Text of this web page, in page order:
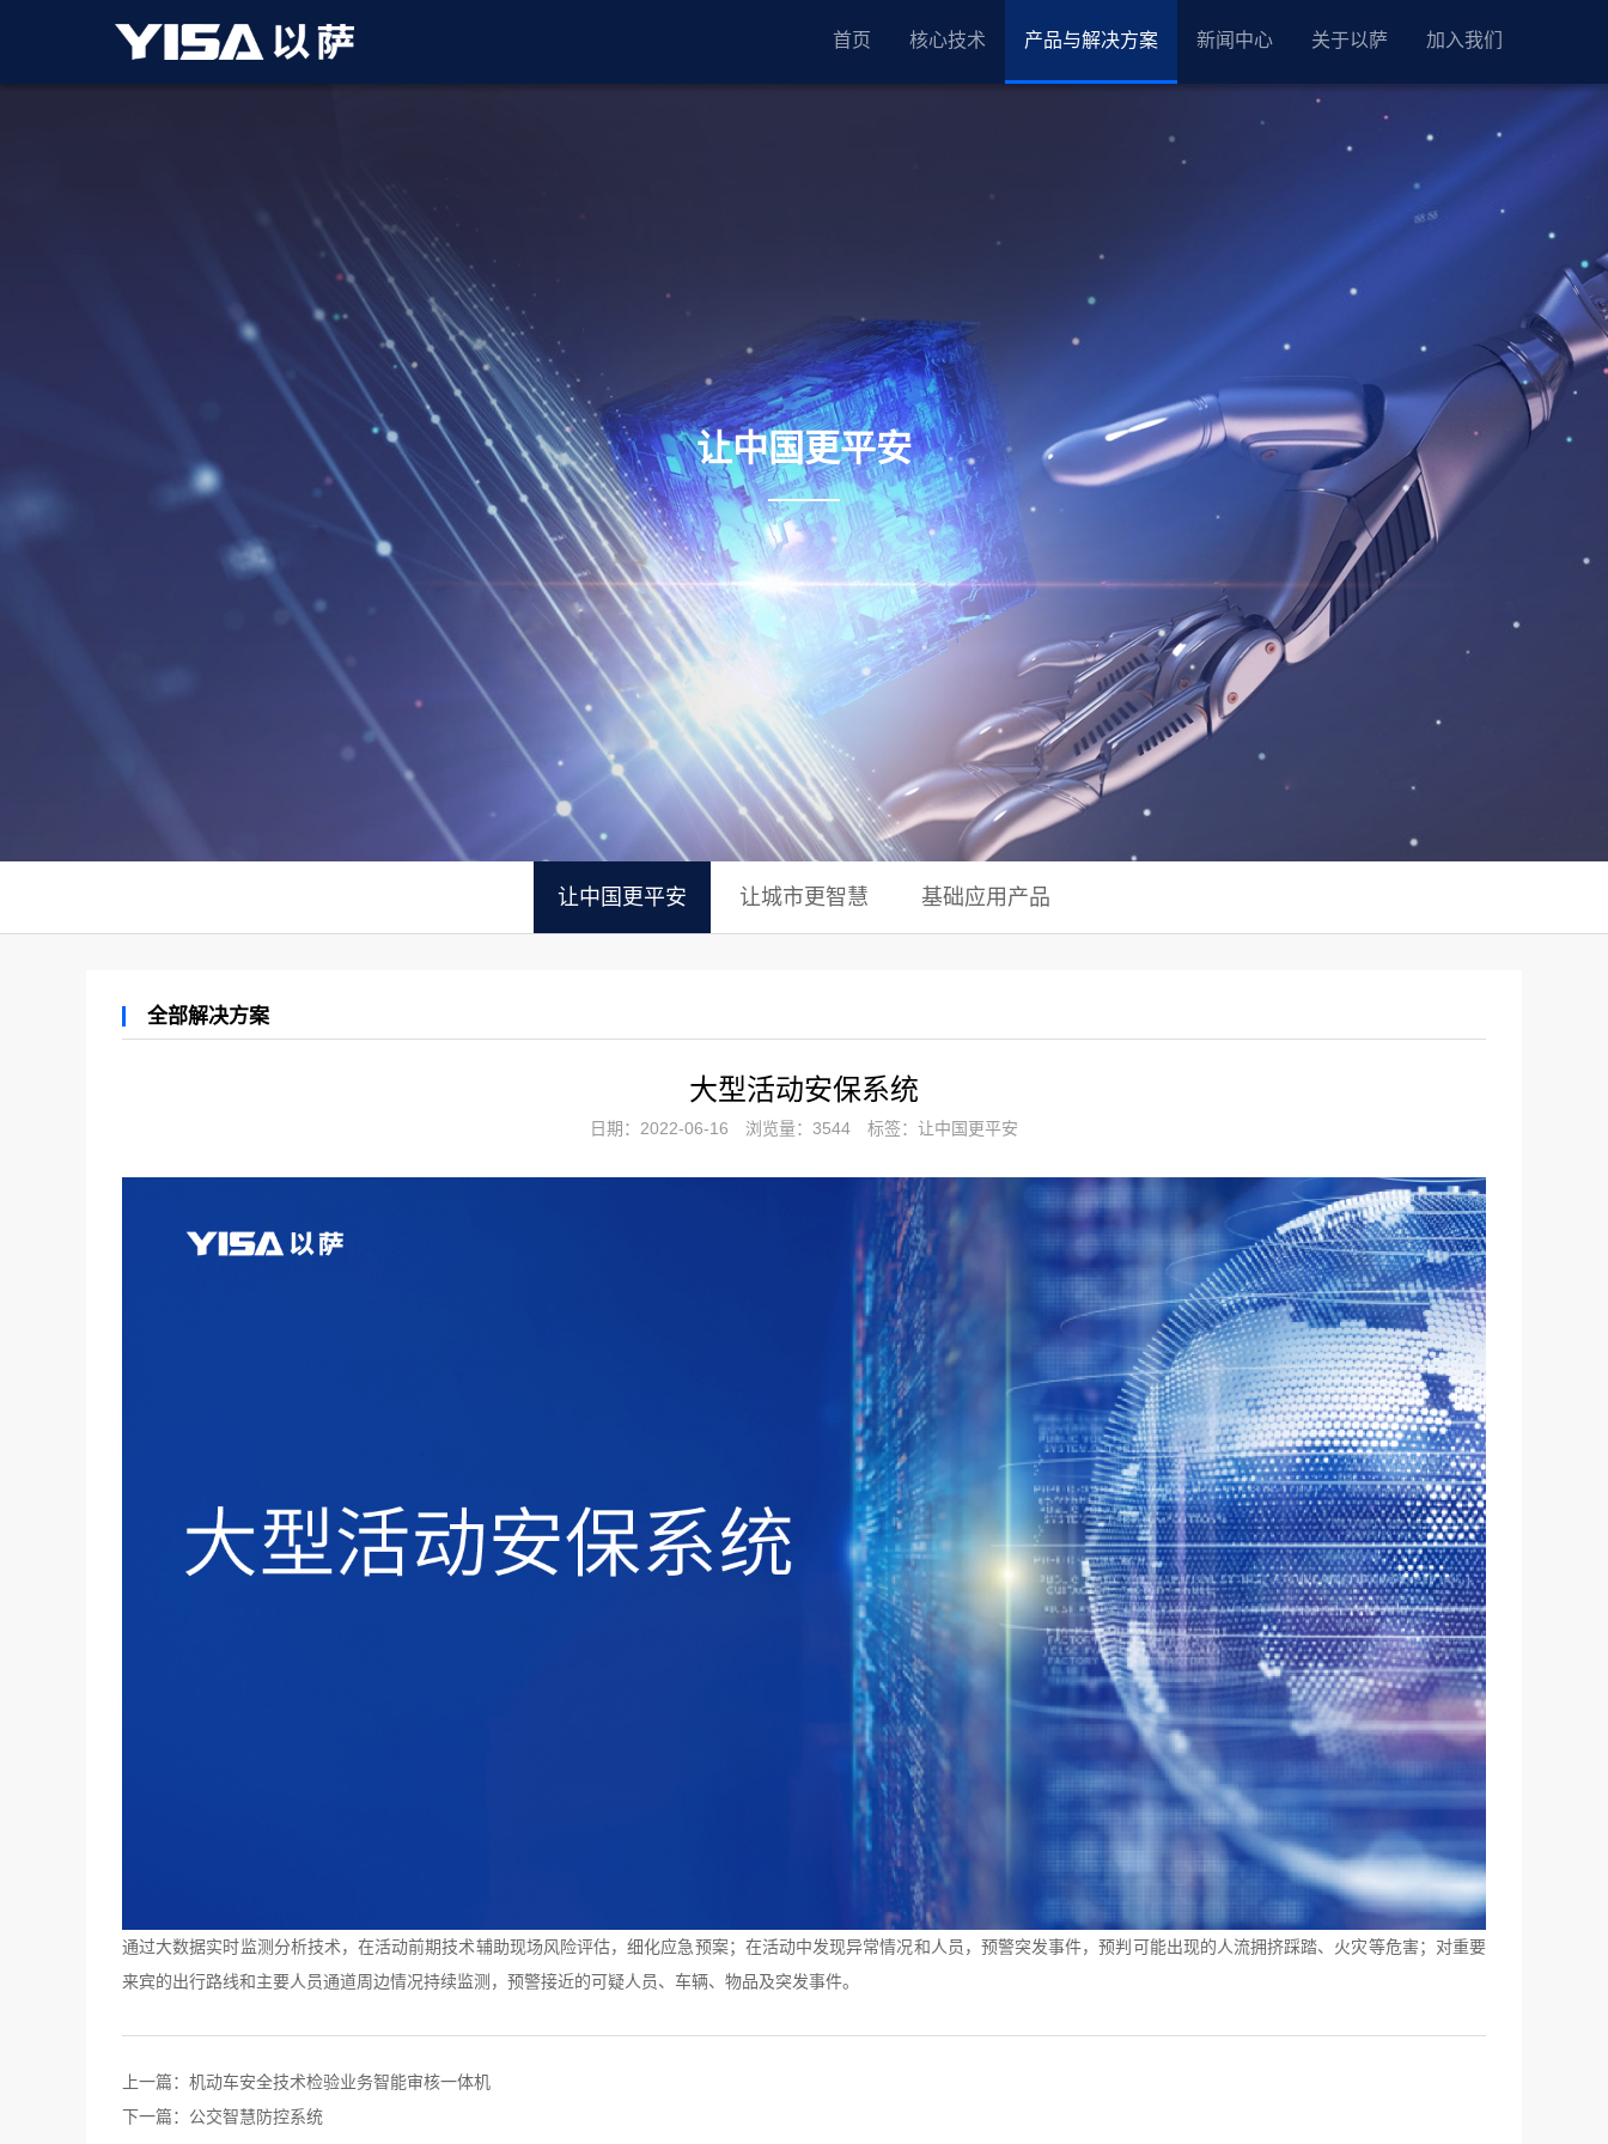
首页 核心技术 产品与解决方案 新闻中心 关于以萨 加入我们
让中国更平安
让中国更平安 让城市更智慧 基础应用产品
全部解决方案
大型活动安保系统
日期：2022-06-16 浏览量：3544 标签：让中国更平安
通过大数据实时监测分析技术，在活动前期技术辅助现场风险评估，细化应急预案；在活动中发现异常情况和人员，预警突发事件，预判可能出现的人流拥挤踩踏、火灾等危害；对重要
来宾的出行路线和主要人员通道周边情况持续监测，预警接近的可疑人员、车辆、物品及突发事件。
上一篇： 机动车安全技术检验业务智能审核一体机
下一篇： 公交智慧防控系统